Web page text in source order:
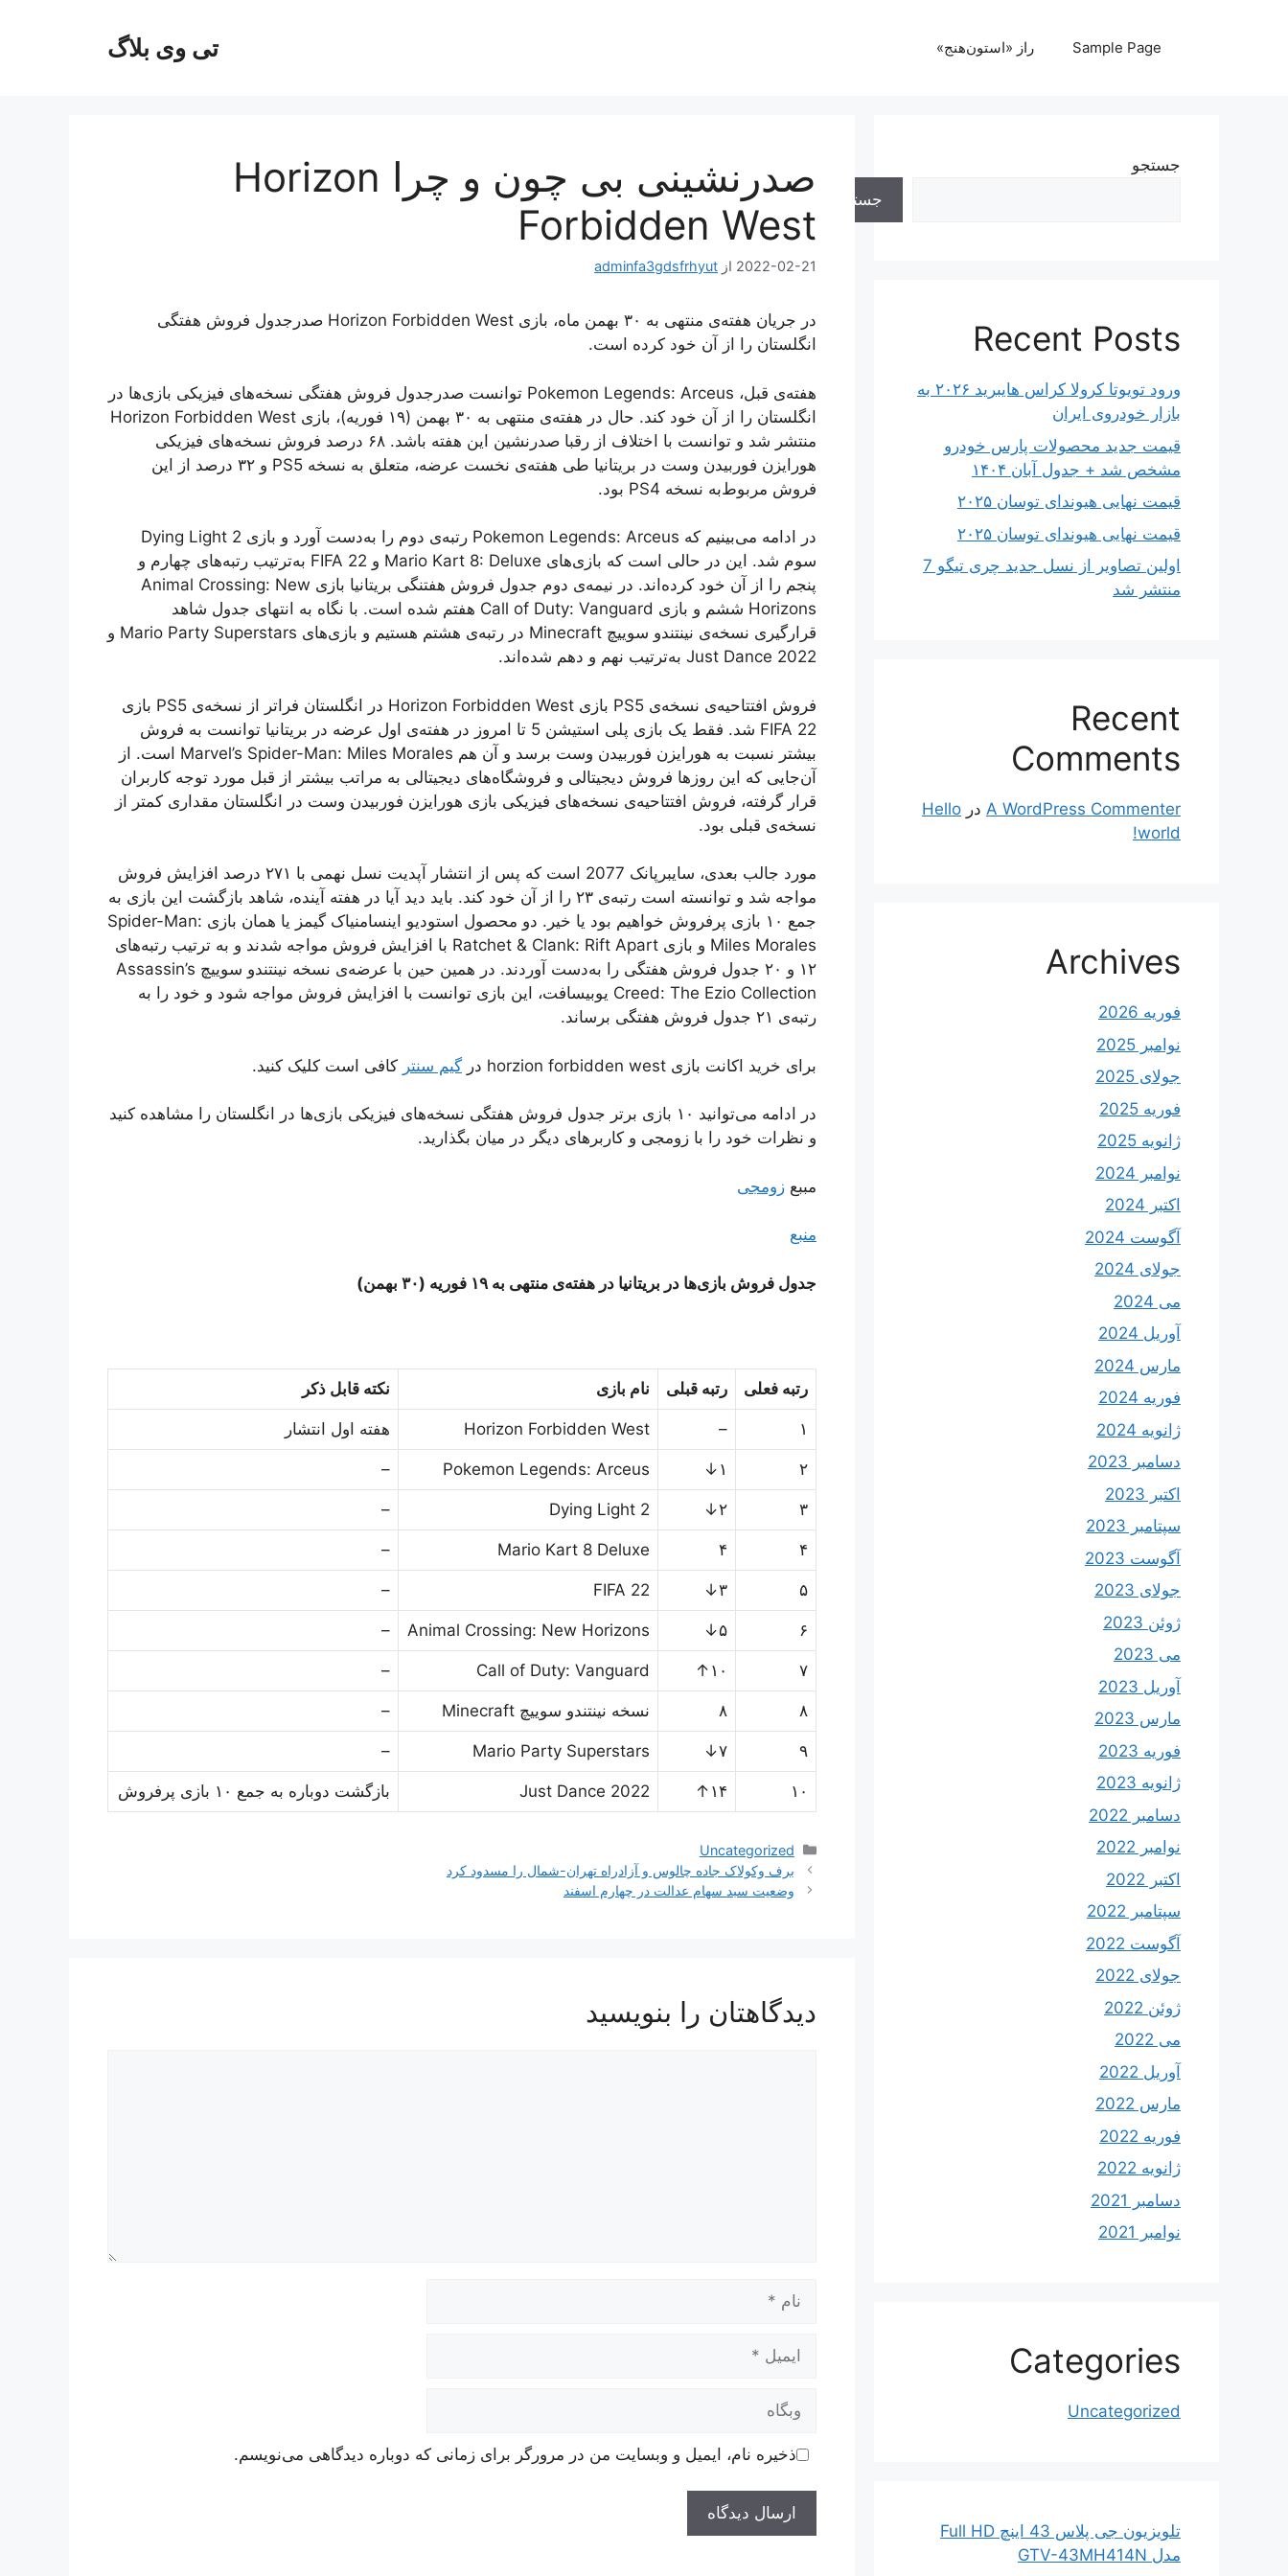
تی وی بلاگ Sample Page راز «استون‌هنج»
صدرنشینی بی چون و چرا Horizon
Forbidden West
2022-02-21 از adminfa3gdsfrhyut
در جریان هفته‌ی منتهی به ۳۰ بهمن ماه، بازی Horizon Forbidden West صدرجدول فروش هفتگی
انگلستان را از آن خود کرده است.
هفته‌ی قبل، Pokemon Legends: Arceus توانست صدرجدول فروش هفتگی نسخه‌های فیزیکی بازی‌ها در
انگلستان را از آن خود کند. حال در هفته‌ی منتهی به ۳۰ بهمن (۱۹ فوریه)، بازی Horizon Forbidden West
منتشر شد و توانست با اختلاف از رقبا صدرنشین این هفته باشد. ۶۸ درصد فروش نسخه‌های فیزیکی
هورایزن فوربیدن وست در بریتانیا طی هفته‌ی نخست عرضه، متعلق به نسخه PS5 و ۳۲ درصد از این
فروش مربوط‌به نسخه PS4 بود.
در ادامه می‌بینیم که Pokemon Legends: Arceus رتبه‌ی دوم را به‌دست آورد و بازی Dying Light 2
سوم شد. این در حالی است که بازی‌های Mario Kart 8: Deluxe و FIFA 22 به‌ترتیب رتبه‌های چهارم و
پنجم را از آن خود کرده‌اند. در نیمه‌ی دوم جدول فروش هفتنگی بریتانیا بازی Animal Crossing: New
Horizons ششم و بازی Call of Duty: Vanguard هفتم شده است. با نگاه به انتهای جدول شاهد
قرارگیری نسخه‌ی نینتندو سوییچ Minecraft در رتبه‌ی هشتم هستیم و بازی‌های Mario Party Superstars و
Just Dance 2022 به‌ترتیب نهم و دهم شده‌اند.
فروش افتتاحیه‌ی نسخه‌ی PS5 بازی Horizon Forbidden West در انگلستان فراتر از نسخه‌ی PS5 بازی
FIFA 22 شد. فقط یک بازی پلی استیشن 5 تا امروز در هفته‌ی اول عرضه در بریتانیا توانست به فروش
بیشتر نسبت به هورایزن فوربیدن وست برسد و آن هم Marvel’s Spider-Man: Miles Morales است. از
آن‌جایی که این روزها فروش دیجیتالی و فروشگاه‌های دیجیتالی به مراتب بیشتر از قبل مورد توجه کاربران
قرار گرفته، فروش افتتاحیه‌ی نسخه‌های فیزیکی بازی هورایزن فوربیدن وست در انگلستان مقداری کمتر از
نسخه‌ی قبلی بود.
مورد جالب بعدی، سایبرپانک 2077 است که پس از انتشار آپدیت نسل نهمی با ۲۷۱ درصد افزایش فروش
مواجه شد و توانسته است رتبه‌ی ۲۳ را از‌ آن خود کند. باید دید آیا در هفته آینده، شاهد بازگشت این بازی به
جمع ۱۰ بازی پرفروش خواهیم بود یا خیر. دو محصول استودیو اینسامنیاک گیمز یا همان بازی Spider-Man:
Miles Morales و بازی Ratchet & Clank: Rift Apart با افزایش فروش مواجه شدند و به ترتیب رتبه‌های
۱۲ و ۲۰ جدول فروش هفتگی را به‌دست آوردند. در همین حین با عرضه‌ی نسخه نینتندو سوییچ Assassin’s
Creed: The Ezio Collection یوبیسافت، این بازی توانست با افزایش فروش مواجه شود و خود را به
رتبه‌ی ۲۱ جدول فروش هفتگی برساند.
برای خرید اکانت بازی horzion forbidden west در گیم سنتر کافی است کلیک کنید.
در ادامه می‌توانید ۱۰ بازی برتر جدول فروش هفتگی نسخه‌های فیزیکی بازی‌ها در انگلستان را مشاهده کنید
و نظرات خود را با زومجی و کاربرهای دیگر در میان بگذارید.
مببع زومجی
منبع
جدول فروش بازی‌ها در بریتانیا در هفته‌ی منتهی به ۱۹ فوریه (۳۰ بهمن)
رتبه فعلی رتبه قبلی نام بازی نکته قابل ذکر
۱ –
Horizon Forbidden West هفته اول انتشار
۲ ۱↓ Pokemon Legends: Arceus
–
۳ ۲↓ Dying Light 2
–
۴ ۴ Mario Kart 8 Deluxe
–
۵ ۳↓ FIFA 22
–
۶ ۵↓ Animal Crossing: New Horizons
–
۷ ۱۰↑ Call of Duty: Vanguard
–
۸ ۸ نسخه نینتندو سوییچ Minecraft –
۹ ۷↓ Mario Party Superstars
–
۱۰ ۱۴↑ Just Dance 2022 بازگشت دوباره به جمع ۱۰ بازی پرفروش
دسته‌ها
Uncategorized
ناوبری
نوشته‌ها
برف وکولاک جاده چالوس و آزادراه تهران-شمال را مسدود کرد
وضعیت سبد سهام عدالت در چهارم اسفند
دیدگاهتان را بنویسید
وبگاه
ذخیره نام، ایمیل و وبسایت من در مرورگر برای زمانی که دوباره دیدگاهی می‌نویسم.
جستجو
جستجو
Recent Posts
ورود تویوتا کرولا کراس هایبرید ۲۰۲۶ به
بازار خودروی ایران
قیمت جدید محصولات پارس خودرو
مشخص شد + جدول آبان ۱۴۰۴
قیمت نهایی هیوندای توسان ۲۰۲۵
قیمت نهایی هیوندای توسان ۲۰۲۵
اولین تصاویر از نسل جدید چری تیگو 7
منتشر شد
Recent
Comments
A WordPress Commenter در Hello
world!
Archives
فوریه 2026
نوامبر 2025
جولای 2025
فوریه 2025
ژانویه 2025
نوامبر 2024
اکتبر 2024
آگوست 2024
جولای 2024
می 2024
آوریل 2024
مارس 2024
فوریه 2024
ژانویه 2024
دسامبر 2023
اکتبر 2023
سپتامبر 2023
آگوست 2023
جولای 2023
ژوئن 2023
می 2023
آوریل 2023
مارس 2023
فوریه 2023
ژانویه 2023
دسامبر 2022
نوامبر 2022
اکتبر 2022
سپتامبر 2022
آگوست 2022
جولای 2022
ژوئن 2022
می 2022
آوریل 2022
مارس 2022
فوریه 2022
ژانویه 2022
دسامبر 2021
نوامبر 2021
Categories
Uncategorized
تلویزیون جی پلاس 43 اینچ Full HD
مدل GTV-43MH414N